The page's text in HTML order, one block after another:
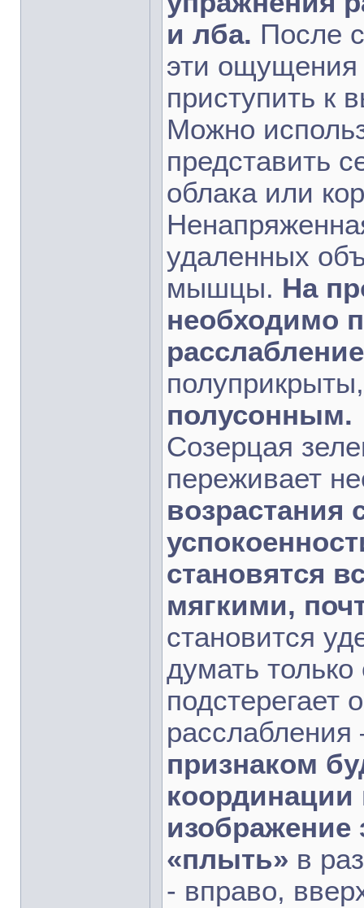
и лба. После
эти ощущения
приступить к
Можно
представить
облака или
удаленных
мышцы. На
необходимо
расслабление
полусонным.
Созерцая
переживает
возрастания
становятся
мягкими,
становится
думать
подстерегает
признаком
координации
изображение
«плыть» в
- вправо,